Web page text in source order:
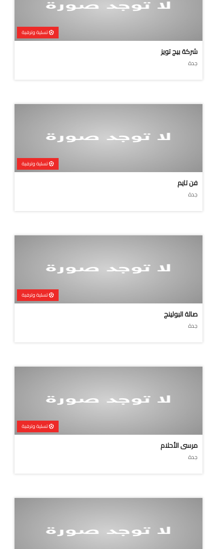
تسلية وترفية
شركة بيج تويز
جدة
تسلية وترفية
فن تايم
جدة
تسلية وترفية
صالة البولينج
جدة
تسلية وترفية
مرسى الأحلام
جدة